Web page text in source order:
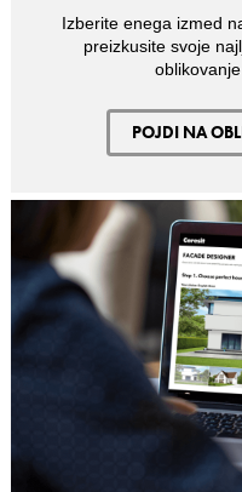
Izberite enega izmed
preizkusite svoje
POJDI NA